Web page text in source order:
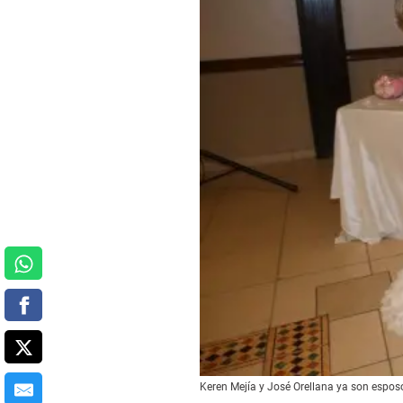
Keren Mejía y José Orellana ya son